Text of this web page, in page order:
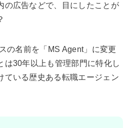
の広告などで、目にしたことが
の名前を「MS Agent」に変更
は30年以上も管理部門に特化し
ている歴史ある転職エージェン